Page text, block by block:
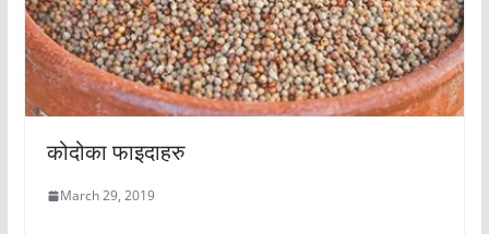
कोदोका फाइदाहरु
March 29, 2019